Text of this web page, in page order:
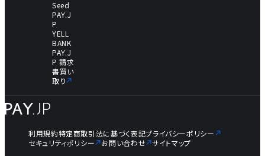
Seed
PAY.J
P
YELL
BANK
PAY.J
P 請求
書買い
取り
利用規約特定商取引法に基づく表記プライバシーポリシー
セキュリティポリシー
お問い合わせ サイトマップ